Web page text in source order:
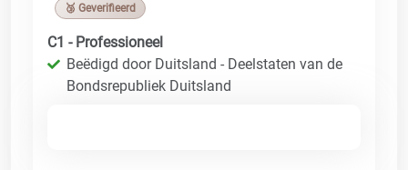
🥉 Geverifieerd
C1 - Professioneel
Beëdigd door Duitsland - Deelstaten van de
Bondsrepubliek Duitsland